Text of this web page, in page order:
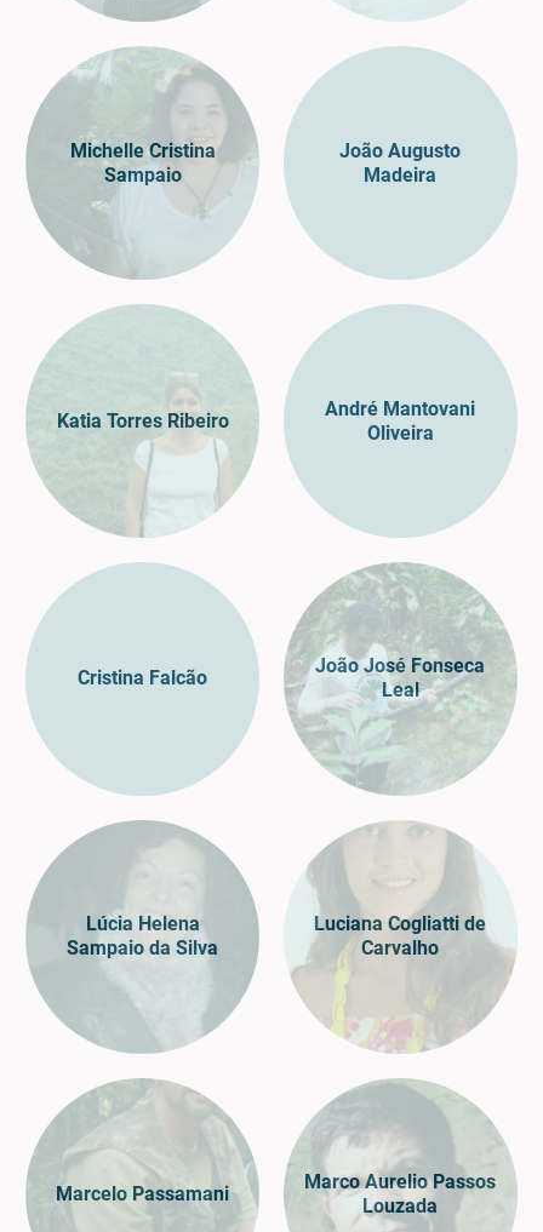
Michelle Cristina
Sampaio
João Augusto
Madeira
Katia Torres Ribeiro
André Mantovani
Oliveira
Cristina Falcão
João José Fonseca
Leal
Lúcia Helena
Sampaio da Silva
Luciana Cogliatti de
Carvalho
Marcelo Passamani
Marco Aurelio Passos
Louzada